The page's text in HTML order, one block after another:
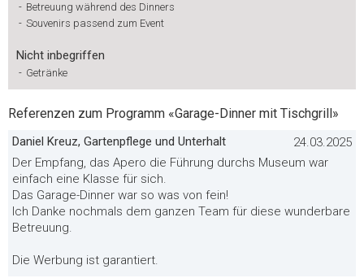
- Betreuung während des Dinners
- Souvenirs passend zum Event
Nicht inbegriffen
- Getränke
Referenzen zum Programm «Garage-Dinner mit Tischgrill»
Daniel Kreuz, Gartenpflege und Unterhalt
24.03.2025
Der Empfang, das Apero die Führung durchs Museum war
einfach eine Klasse für sich.
Das Garage-Dinner war so was von fein!
Ich Danke nochmals dem ganzen Team für diese wunderbare
Betreuung.
Die Werbung ist garantiert.